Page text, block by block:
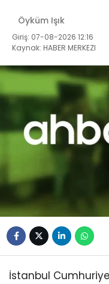
Öyküm Işık
Giriş: 07-08-2026 12:16
Kaynak: HABER MERKEZI
İstanbul